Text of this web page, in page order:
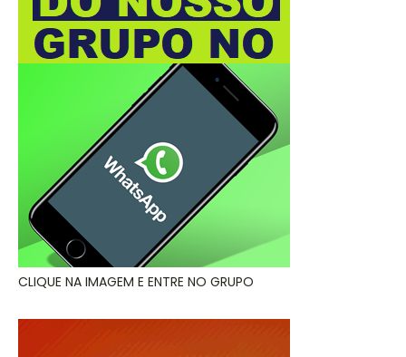
CLIQUE NA IMAGEM E ENTRE NO GRUPO